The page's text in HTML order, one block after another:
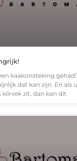
kaakonsteking
dat kan zijn. En als
zit, dan kan dit